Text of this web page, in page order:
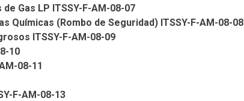
Gas LP ITSSY-F-AM-08-07
Químicas (Rombo de Seguridad) ITSSY-F-AM-08-08
ITSSY-F-AM-08-09
10
08-11
F-AM-08-13